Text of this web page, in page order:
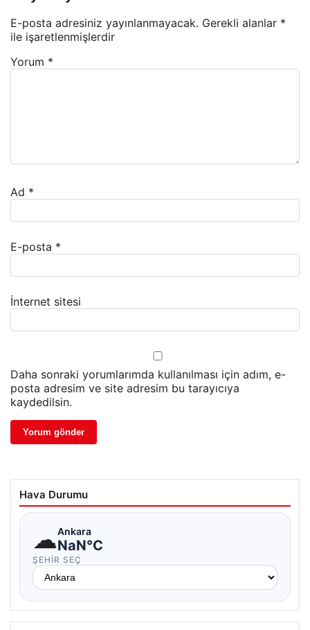
E-posta adresiniz yayınlanmayacak. Gerekli alanlar *
ile işaretlenmişlerdir
Yorum *
Ad *
E-posta *
İnternet sitesi
Daha sonraki yorumlarımda kullanılması için adım, e-
posta adresim ve site adresim bu tarayıcıya
kaydedilsin.
Hava Durumu
☁Ankara
NaN°C
ŞEHIR SEÇ